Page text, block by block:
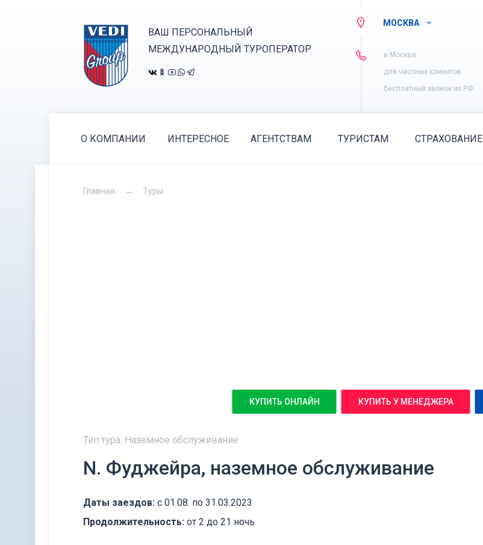
ВАШ ПЕРСОНАЛЬНЫЙ
МЕЖДУНАРОДНЫЙ ТУРОПЕРАТОР
МОСКВА
в Москве
для частных клиентов
бесплатный звонок из РФ
О КОМПАНИИ ИНТЕРЕСНОЕ АГЕНТСТВАМ ТУРИСТАМ СТРАХОВАНИЕ
Главная Туры
КУПИТЬ ОНЛАЙН КУПИТЬ У МЕНЕДЖЕРА
Тип тура: Наземное обслуживание
N. Фуджейра, наземное обслуживание
Даты заездов: с 01.08. по 31.03.2023
Продолжительность: от 2 до 21 ночь